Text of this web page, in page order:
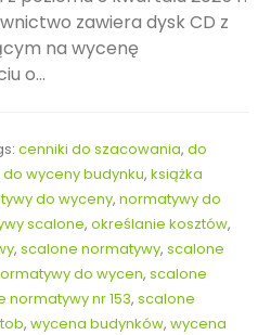
zawiera dysk CD z
na wycenę
o...
cenniki do szacowania, do
do wyceny budynku, książka
do wyceny, normatywy do
scalone, określanie kosztów,
, scalone normatywy, scalone
do wycen, scalone
normatywy nr 153, scalone
, wycena budynków, wycena